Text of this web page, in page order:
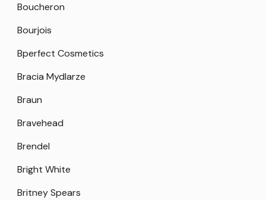
Boucheron
Bourjois
Bperfect Cosmetics
Bracia Mydlarze
Braun
Bravehead
Brendel
Bright White
Britney Spears